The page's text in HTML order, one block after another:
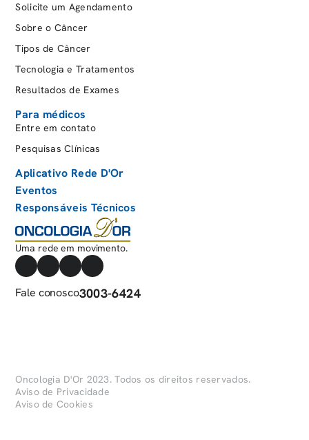
Solicite um Agendamento
Sobre o Câncer
Tipos de Câncer
Tecnologia e Tratamentos
Resultados de Exames
Para médicos
Entre em contato
Pesquisas Clínicas
Aplicativo Rede D'Or
Eventos
Responsáveis Técnicos
Uma rede em movimento.
Fale conosco3003-6424
Oncologia D'Or 2023. Todos os direitos reservados.
Aviso de Privacidade
Aviso de Cookies